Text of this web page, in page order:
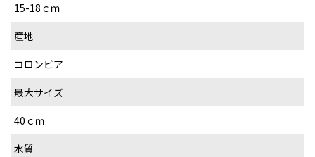
15-18ｃｍ
産地
コロンビア
最大サイズ
40ｃｍ
水質